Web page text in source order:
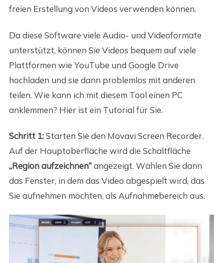
freien Erstellung von Videos verwenden können.
Da diese Software viele Audio- und Videoformate
unterstützt, können Sie Videos bequem auf viele
Plattformen wie YouTube und Google Drive
hochladen und sie dann problemlos mit anderen
teilen. Wie kann ich mit diesem Tool einen PC
anklemmen? Hier ist ein Tutorial für Sie.
Schritt 1:Starten Sie den Movavi Screen Recorder.
Auf der Hauptoberfläche wird die Schaltfläche
„Region aufzeichnen“angezeigt. Wählen Sie dann
das Fenster, in dem das Video abgespielt wird, das
Sie aufnehmen möchten, als Aufnahmebereich aus.